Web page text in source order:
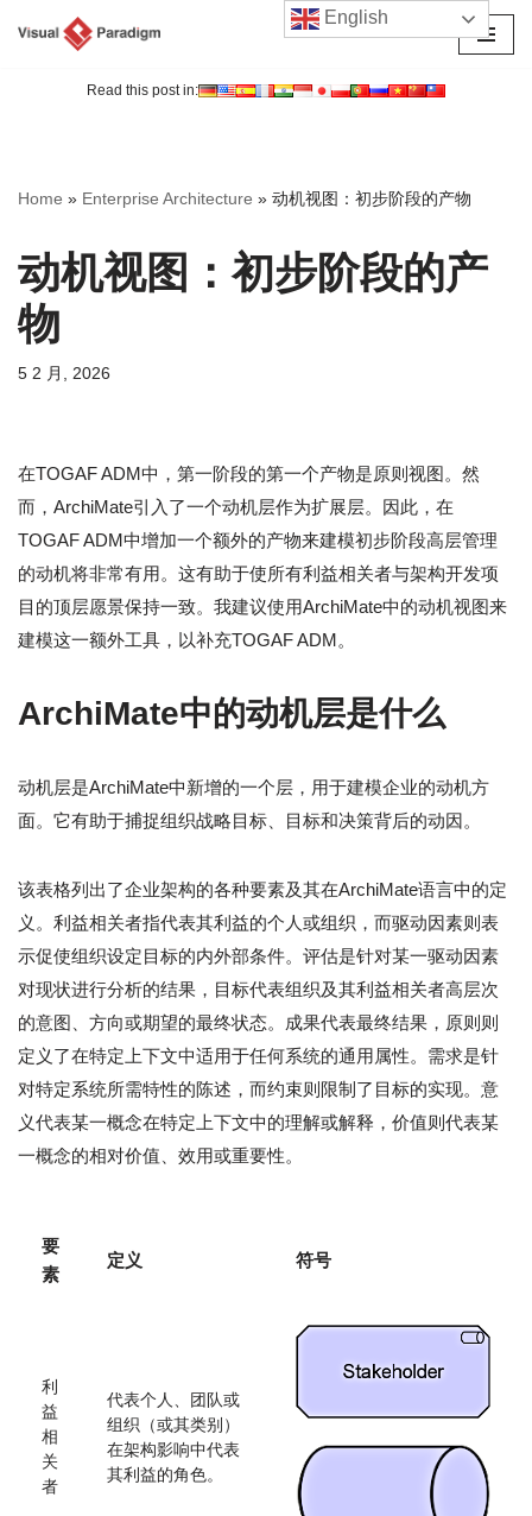
Read this post in:
Home » Enterprise Architecture » 动机视图：初步阶段的产物
动机视图：初步阶段的产
物
5 2 月, 2026
在TOGAF ADM中，第一阶段的第一个产物是原则视图。然
而，ArchiMate引入了一个动机层作为扩展层。因此，在
TOGAF ADM中增加一个额外的产物来建模初步阶段高层管理
的动机将非常有用。这有助于使所有利益相关者与架构开发项
目的顶层愿景保持一致。我建议使用ArchiMate中的动机视图来
建模这一额外工具，以补充TOGAF ADM。
ArchiMate中的动机层是什么
动机层是ArchiMate中新增的一个层，用于建模企业的动机方
面。它有助于捕捉组织战略目标、目标和决策背后的动因。
该表格列出了企业架构的各种要素及其在ArchiMate语言中的定
义。利益相关者指代表其利益的个人或组织，而驱动因素则表
示促使组织设定目标的内外部条件。评估是针对某一驱动因素
对现状进行分析的结果，目标代表组织及其利益相关者高层次
的意图、方向或期望的最终状态。成果代表最终结果，原则则
定义了在特定上下文中适用于任何系统的通用属性。需求是针
对特定系统所需特性的陈述，而约束则限制了目标的实现。意
义代表某一概念在特定上下文中的理解或解释，价值则代表某
一概念的相对价值、效用或重要性。
要
素
定义 符号
利
益
相
关
者
代表个人、团队或
组织（或其类别）
在架构影响中代表
其利益的角色。
English